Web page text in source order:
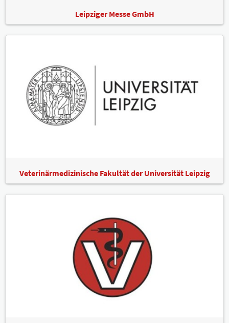
Leipziger Messe GmbH
Veterinärmedizinische Fakultät der Universität Leipzig